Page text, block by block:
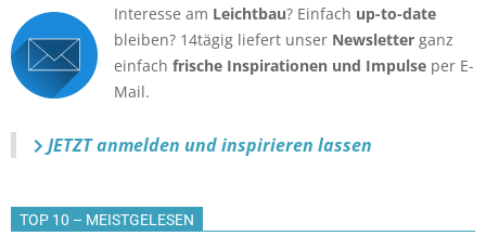
Interesse am Leichtbau? Einfach up-to-date
bleiben? 14tägig liefert unser Newsletter ganz
einfach frische Inspirationen und Impulse per E-
Mail.
JETZT anmelden und inspirieren lassen
TOP 10 – MEISTGELESEN